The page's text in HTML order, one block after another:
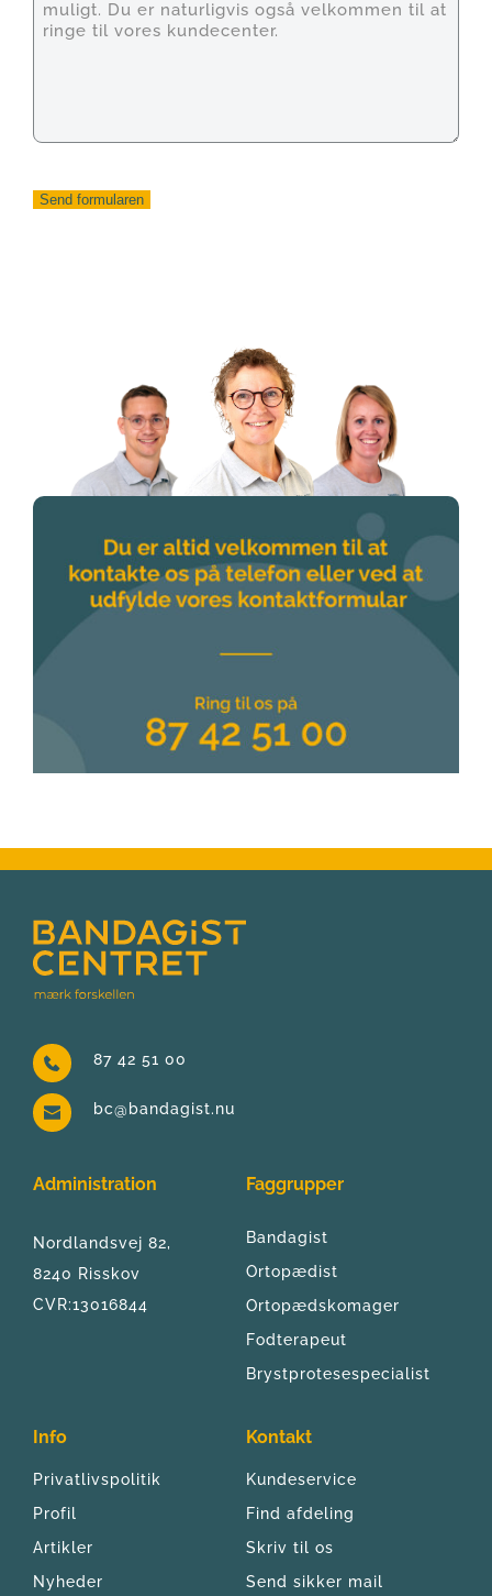
Send formularen
87 42 51 00
bc@bandagist.nu
Administration
Nordlandsvej 82,
8240 Risskov
CVR:13016844
Faggrupper
Bandagist
Ortopædist
Ortopædskomager
Fodterapeut
Brystprotesespecialist
Info
Privatlivspolitik
Profil
Artikler
Nyheder
Kontakt
Kundeservice
Find afdeling
Skriv til os
Send sikker mail